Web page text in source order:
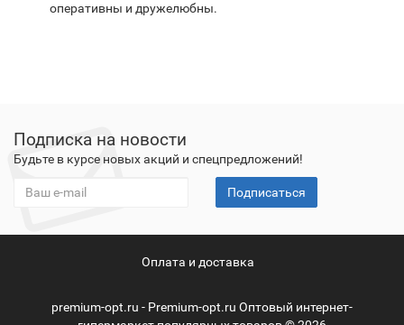
оперативны и дружелюбны.
Подписка на новости
Будьте в курсе новых акций и спецпредложений!
Подписаться
Оплата и доставка
premium-opt.ru - Premium-opt.ru Оптовый интернет-